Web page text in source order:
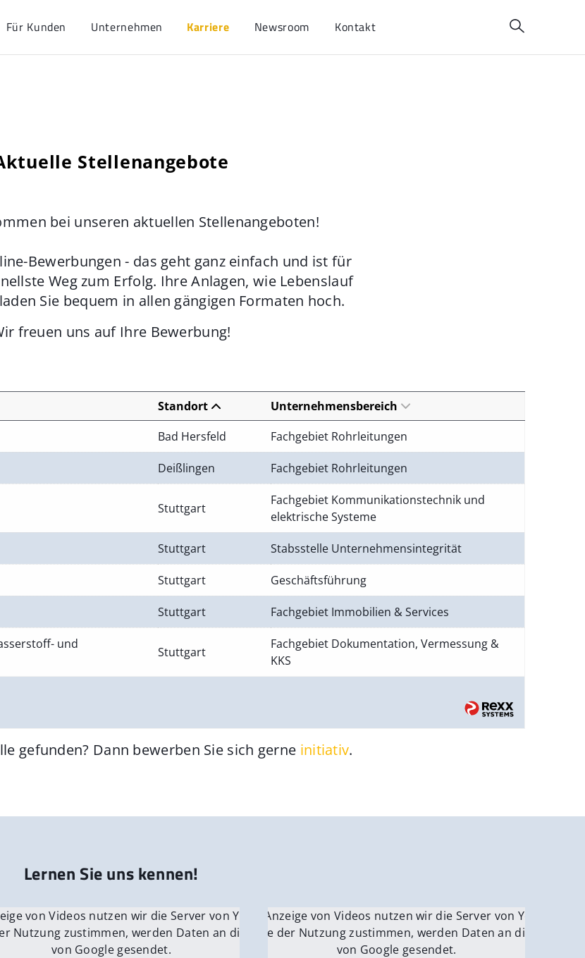
Für Kunden Unternehmen Karriere Newsroom Kontakt
Stellenangebote
bei unseren aktuellen Stellenangeboten!
Bewerbungen - das geht ganz einfach und ist für
Weg zum Erfolg. Ihre Anlagen, wie Lebenslauf
Sie bequem in allen gängigen Formaten hoch.
freuen uns auf Ihre Bewerbung!
Standort
Unternehmensbereich
Bad Hersfeld Fachgebiet Rohrleitungen
Deißlingen Fachgebiet Rohrleitungen
Stuttgart
Fachgebiet Kommunikationstechnik und
elektrische Systeme
Stuttgart Stabsstelle Unternehmensintegrität
Stuttgart Geschäftsführung
Stuttgart Fachgebiet Immobilien & Services
und
Stuttgart
Fachgebiet Dokumentation, Vermessung &
KKS
gefunden? Dann bewerben Sie sich gerne initiativ.
Lernen Sie uns kennen!
von Videos nutzen wir die Server von YouTube.
Nutzung zustimmen, werden Daten an die Server
von Google gesendet.
Für die Anzeige von Videos nutzen wir die Server von YouTube.
Wenn Sie der Nutzung zustimmen, werden Daten an die Server
von Google gesendet.